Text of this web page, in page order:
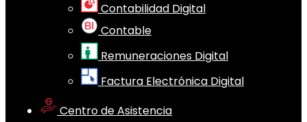
Contabilidad Digital
Contable
Remuneraciones Digital
Factura Electrónica Digital
Centro de Asistencia